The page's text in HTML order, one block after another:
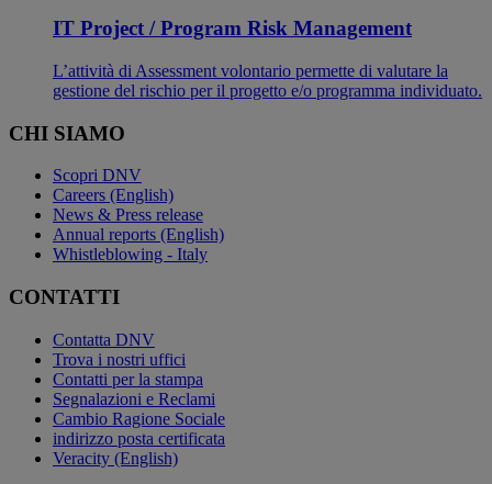
IT Project / Program Risk Management
L’attività di Assessment volontario permette di valutare la
gestione del rischio per il progetto e/o programma individuato.
CHI SIAMO
Scopri DNV
Careers (English)
News & Press release
Annual reports (English)
Whistleblowing - Italy
CONTATTI
Contatta DNV
Trova i nostri uffici
Contatti per la stampa
Segnalazioni e Reclami
Cambio Ragione Sociale
indirizzo posta certificata
Veracity (English)